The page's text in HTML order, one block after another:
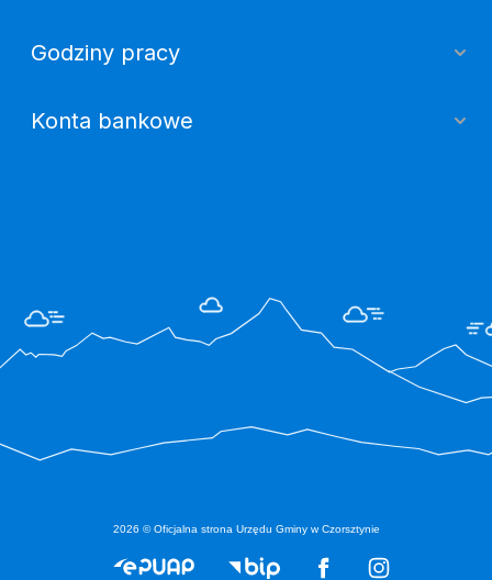
Godziny pracy
Konta bankowe
2026 © Oficjalna strona Urzędu Gminy w Czorsztynie